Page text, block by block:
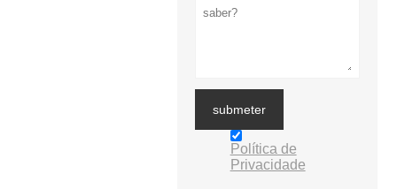
submeter
Política de
Privacidade